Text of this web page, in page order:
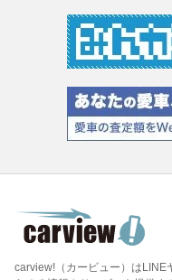
carview!（カービュー）はLINE